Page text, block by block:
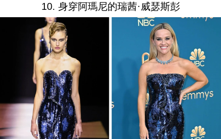
10. 身穿阿瑪尼的瑞茜·威瑟斯彭